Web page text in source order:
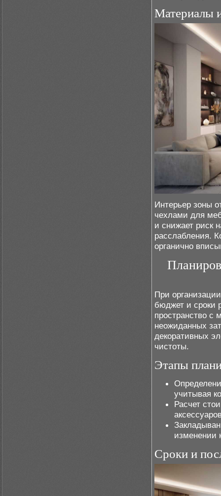
Материалы
Интерьер зоны
чехлами для
и снижает риск
расслабления.
органично
При
бюджет и сроки
пространство с
неожиданных
декоративных
чистоты.
Этапы
учитывая
Расчет
изменении
Сроки и